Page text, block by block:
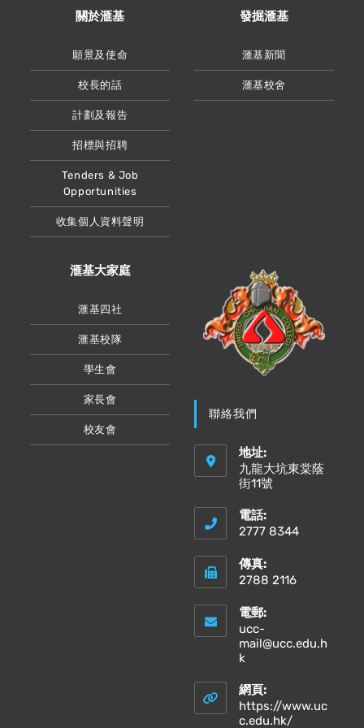
關於滙基
願景及使命
校長的話
計劃及報告
招標與招聘
Tenders & Job
Opportunities
收集個人資料聲明
發掘滙基
滙基新聞
滙基校舍
滙基大家庭
滙基四社
滙基校隊
學生會
家長會
校友會
聯絡我們
地址:
九龍大坑東棠蔭
街11號
電話:
2777 8344
傳真:
2788 2116
電郵:
ucc-
mail@ucc.edu.h
k
your
application
網頁:
https://www.uc
c.edu.hk/Opens